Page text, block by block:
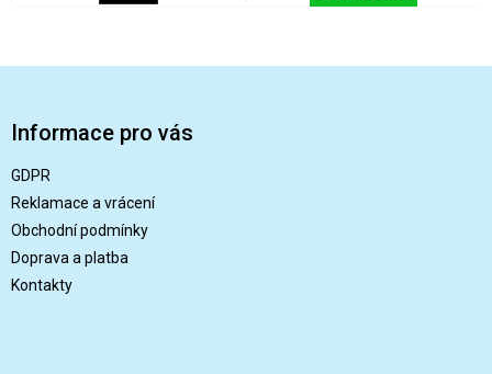
Informace pro vás
GDPR
Reklamace a vrácení
Obchodní podmínky
Doprava a platba
Kontakty